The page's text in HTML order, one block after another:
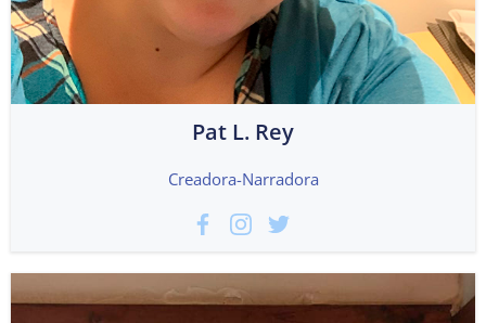
Pat L. Rey
Creadora-Narradora